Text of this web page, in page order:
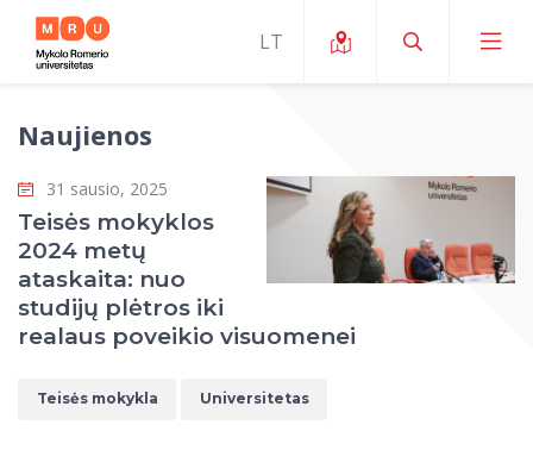
Apie ERUA
Naujienos ir renginiai
Galimybės
Komanda ir kontaktai
Mano studijos
Studijų organizavimas ir aplinka
Finansai
Studentų namai
Studijų kokybė
Tarptautiniai mainai
MOin – MRU Mokslo ir inovacijų savaitė
Mokslo programos
Apie MRU
Naujienos
31 sausio, 2025
Teisės mokyklos
2024 metų
ataskaita: nuo
studijų plėtros iki
realaus poveikio visuomenei
Teisės mokykla Universitetas